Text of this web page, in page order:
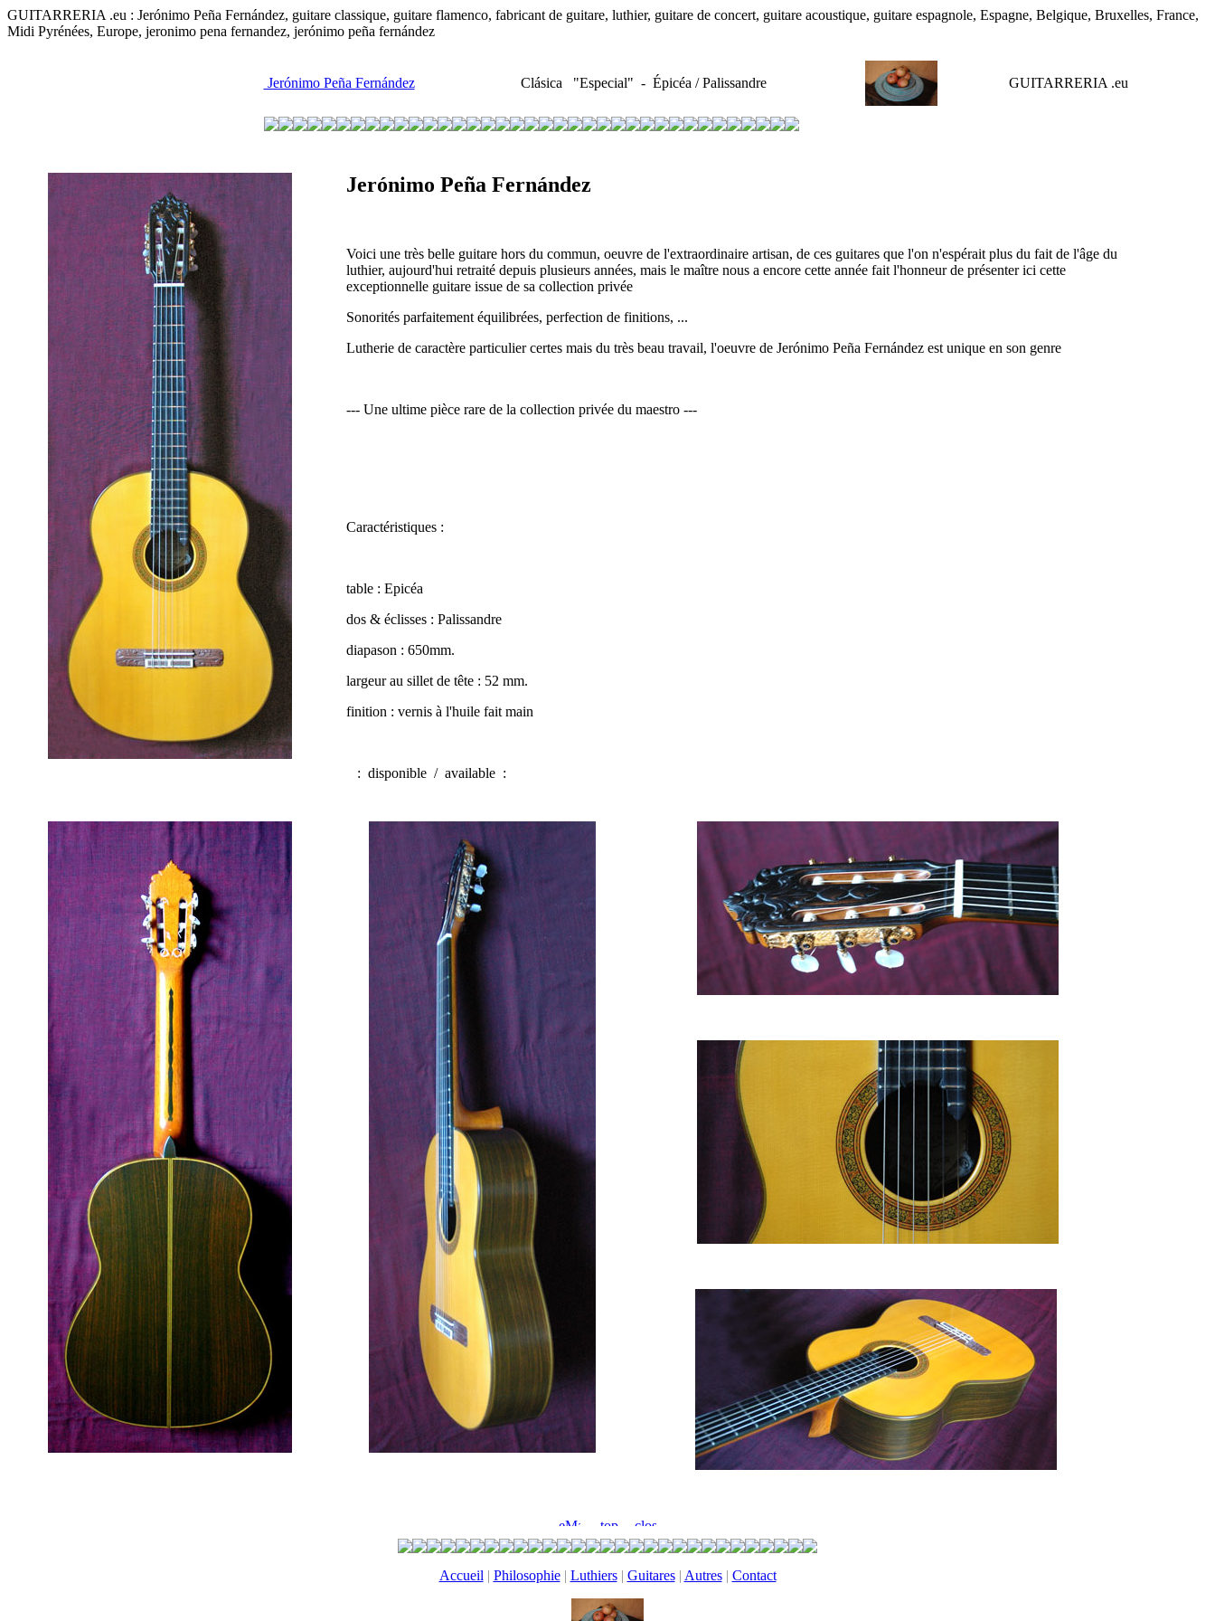
GUITARRERIA .eu : Jerónimo Peña Fernández, guitare classique, guitare flamenco, fabricant de guitare, luthier, guitare de concert, guitare acoustique, guitare espagnole, Espagne, Belgique, Bruxelles, France,
Midi Pyrénées, Europe, jeronimo pena fernandez, jerónimo peña fernández
Jerónimo Peña Fernández Clásica "Especial" - Épicéa / Palissandre GUITARRERIA .eu
Jerónimo Peña Fernández
Voici une très belle guitare hors du commun, oeuvre de l'extraordinaire artisan, de ces guitares que l'on n'espérait plus du fait de l'âge du
luthier, aujourd'hui retraité depuis plusieurs années, mais le maître nous a encore cette année fait l'honneur de présenter ici cette
exceptionnelle guitare issue de sa collection privée
Sonorités parfaitement équilibrées, perfection de finitions, ...
Lutherie de caractère particulier certes mais du très beau travail, l'oeuvre de Jerónimo Peña Fernández est unique en son genre
--- Une ultime pièce rare de la collection privée du maestro ---
Caractéristiques :
table : Epicéa
dos & éclisses : Palissandre
diapason : 650mm.
largeur au sillet de tête : 52 mm.
finition : vernis à l'huile fait main
: disponible / available :
Accueil | Philosophie| Luthiers| Guitares| Autres| Contact